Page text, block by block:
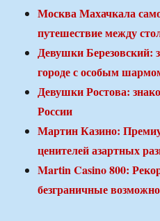
Москва Махачкала
путешествие между
Девушки Березовский:
городе с особым
Девушки Ростова:
России
Мартин Казино:
ценителей азартных
Martin Casino 800:
безграничные